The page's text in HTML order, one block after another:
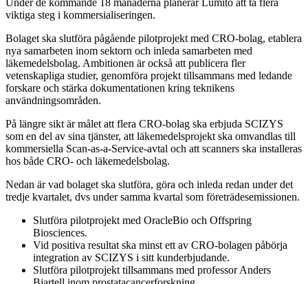
Under de kommande 18 månaderna planerar Lumito att ta flera
viktiga steg i kommersialiseringen.
Bolaget ska slutföra pågående pilotprojekt med CRO-bolag, etablera
nya samarbeten inom sektorn och inleda samarbeten med
läkemedelsbolag. Ambitionen är också att publicera fler
vetenskapliga studier, genomföra projekt tillsammans med ledande
forskare och stärka dokumentationen kring teknikens
användningsområden.
På längre sikt är målet att flera CRO-bolag ska erbjuda SCIZYS
som en del av sina tjänster, att läkemedelsprojekt ska omvandlas till
kommersiella Scan-as-a-Service-avtal och att scanners ska installeras
hos både CRO- och läkemedelsbolag.
Nedan är vad bolaget ska slutföra, göra och inleda redan under det
tredje kvartalet, dvs under samma kvartal som företrädesemissionen.
Slutföra pilotprojekt med OracleBio och Offspring
Biosciences.
Vid positiva resultat ska minst ett av CRO-bolagen påbörja
integration av SCIZYS i sitt kunderbjudande.
Slutföra pilotprojekt tillsammans med professor Anders